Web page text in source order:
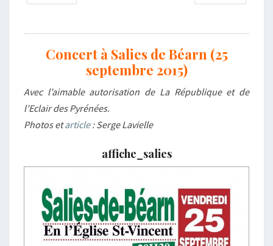
Concert à Salies de Béarn (25
septembre 2015)
Avec l’aimable autorisation de La République et de
l’Eclair des Pyrénées.
Photos etarticle: Serge Lavielle
affiche_salies